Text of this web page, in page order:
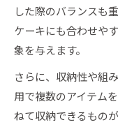
した際のバランスも
ケーキにも合わせや
象を与えます。
さらに、収納性や組
用で複数のアイテム
ねて収納できるもの